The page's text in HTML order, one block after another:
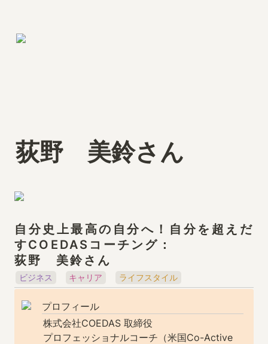
荻野　美鈴さん
自分史上最高の自分へ！自分を超えだ
すCOEDASコーチング：
荻野　美鈴さん
ビジネス キャリア ライフスタイル
プロフィール
株式会社COEDAS 取締役
プロフェッショナルコーチ（米国Co-Active